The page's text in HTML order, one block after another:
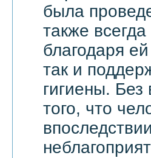
была
также
благодаря
так и
гигиены. Без
того, что